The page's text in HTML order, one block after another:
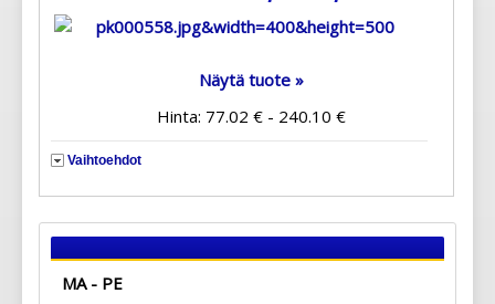
Näytä tuote »
Hinta: 77.02 € - 240.10 €
Vaihtoehdot
MA - PE